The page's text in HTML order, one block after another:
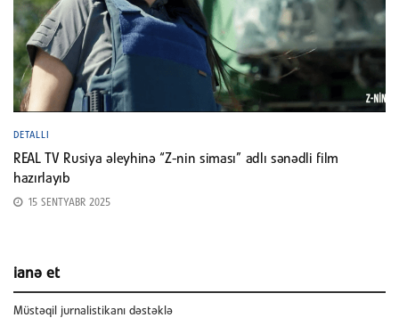
DETALLI
REAL TV Rusiya əleyhinə “Z-nin siması” adlı sənədli film
hazırlayıb
15 SENTYABR 2025
ianə et
Müstəqil jurnalistikanı dəstəklə